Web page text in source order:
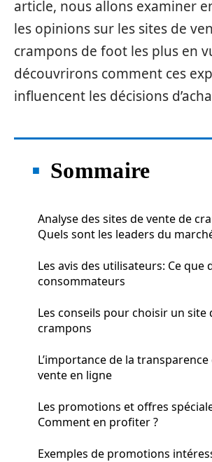
article, nous allons examiner
les opinions sur les sites de
crampons de foot les plus en
découvrirons comment ces
influencent les décisions
Sommaire
Analyse des sites de vente de
Quels sont les leaders du
Les avis des utilisateurs: Ce que
consommateurs
Les conseils pour choisir un site
crampons
L’importance de la transparence
vente en ligne
Les promotions et offres
Comment en profiter ?
Exemples de promotions